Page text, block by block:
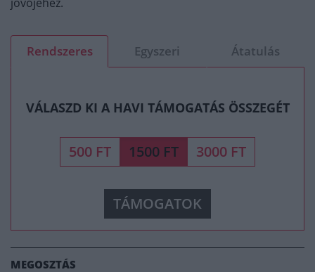
Rendszeres Egyszeri Átatulás
VÁLASZD KI A HAVI TÁMOGATÁS ÖSSZEGÉT
500 FT 1500 FT 3000 FT
TÁMOGATOK
MEGOSZTÁS